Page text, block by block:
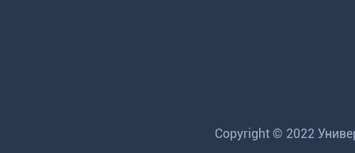
Copyright © 2022